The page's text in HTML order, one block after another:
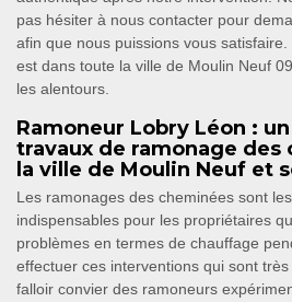
pas hésiter à nous contacter pour
afin que nous puissions vous satisfaire.
est dans toute la ville de Moulin Neuf
les alentours.
Ramoneur Lobry Léon :
travaux de ramonage des
la ville de Moulin Neuf et
Les ramonages des cheminées sont
indispensables pour les propriétaires
problèmes en termes de chauffage
effectuer ces interventions qui sont
falloir convier des ramoneurs